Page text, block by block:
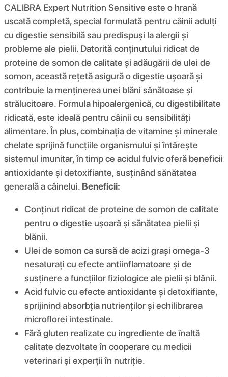
CALIBRA Expert Nutrition Sensitive este o hrană
uscată completă, special formulată pentru câinii adulți
cu digestie sensibilă sau predispuși la alergii și
probleme ale pielii. Datorită conținutului ridicat de
proteine de somon de calitate și adăugării de ulei de
somon, această rețetă asigură o digestie ușoară și
contribuie la menținerea unei blăni sănătoase și
strălucitoare. Formula hipoalergenică, cu digestibilitate
ridicată, este ideală pentru câinii cu sensibilități
alimentare. În plus, combinația de vitamine și minerale
chelate sprijină funcțiile organismului și întărește
sistemul imunitar, în timp ce acidul fulvic oferă beneficii
antioxidante și detoxifiante, susținând sănătatea
generală a câinelui. Beneficii:
Conținut ridicat de proteine de somon de calitate
pentru o digestie ușoară și sănătatea pielii și
blănii.
Ulei de somon ca sursă de acizi grași omega-3
nesaturați cu efecte antiinflamatoare și de
susținere a funcțiilor fiziologice ale pielii și blănii.
Acid fulvic cu efecte antioxidante și detoxifiante,
sprijinind absorbția nutrienților și echilibrarea
microflorei intestinale.
Fără gluten realizate cu ingrediente de înaltă
calitate dezvoltate în cooperare cu medicii
veterinari și experții în nutriție.